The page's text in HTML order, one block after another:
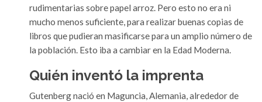
rudimentarias sobre papel arroz. Pero esto no era ni
mucho menos suficiente, para realizar buenas copias de
libros que pudieran masificarse para un amplio número de
la población. Esto iba a cambiar en la Edad Moderna.
Quién inventó la imprenta
Gutenberg nació en Maguncia, Alemania, alrededor de